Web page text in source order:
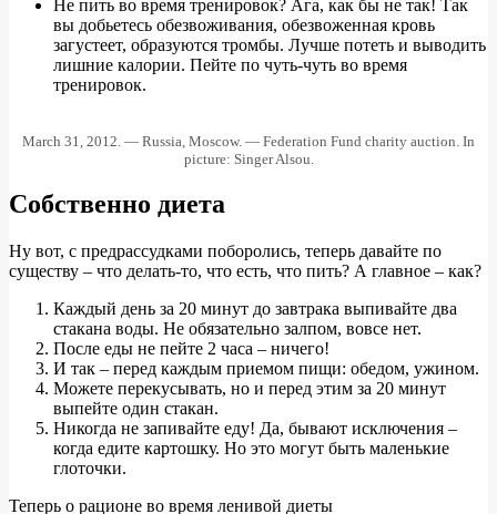
Не пить во время тренировок? Ага, как бы не так! Так
вы добьетесь обезвоживания, обезвоженная кровь
загустеет, образуются тромбы. Лучше потеть и выводить
лишние калории. Пейте по чуть-чуть во время
тренировок.
March 31, 2012. — Russia, Moscow. — Federation Fund charity auction. In
picture: Singer Alsou.
Собственно диета
Ну вот, с предрассудками поборолись, теперь давайте по
существу – что делать-то, что есть, что пить? А главное – как?
Каждый день за 20 минут до завтрака выпивайте два
стакана воды. Не обязательно залпом, вовсе нет.
После еды не пейте 2 часа – ничего!
И так – перед каждым приемом пищи: обедом, ужином.
Можете перекусывать, но и перед этим за 20 минут
выпейте один стакан.
Никогда не запивайте еду! Да, бывают исключения –
когда едите картошку. Но это могут быть маленькие
глоточки.
Теперь о рационе во время ленивой диеты